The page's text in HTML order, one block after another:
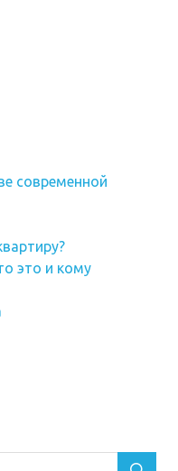
современной
это и кому